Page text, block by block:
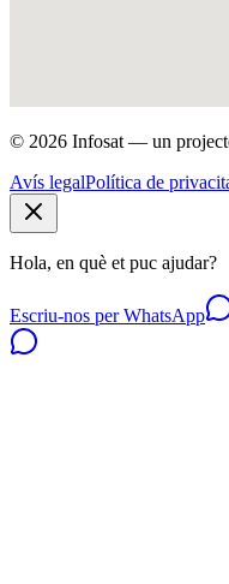
© 2026 Infosat — un
Avís legalPolítica de
Hola, en què et puc ajudar?
Escriu-nos per WhatsApp